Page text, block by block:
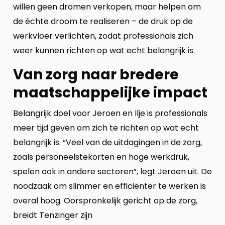
willen geen dromen verkopen, maar helpen om
de échte droom te realiseren – de druk op de
werkvloer verlichten, zodat professionals zich
weer kunnen richten op wat echt belangrijk is.
Van zorg naar bredere
maatschappelijke impact
Belangrijk doel voor Jeroen en Ilje is professionals
meer tijd geven om zich te richten op wat echt
belangrijk is. “Veel van de uitdagingen in de zorg,
zoals personeelstekorten en hoge werkdruk,
spelen ook in andere sectoren”, legt Jeroen uit. De
noodzaak om slimmer en efficiënter te werken is
overal hoog. Oorspronkelijk gericht op de zorg,
breidt Tenzinger zijn